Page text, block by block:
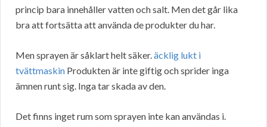
princip bara innehåller vatten och salt. Men det går lika
bra att fortsätta att använda de produkter du har.
Men sprayen är såklart helt säker. äcklig lukt i
tvättmaskin Produkten är inte giftig och sprider inga
ämnen runt sig. Inga tar skada av den.
Det finns inget rum som sprayen inte kan användas i.